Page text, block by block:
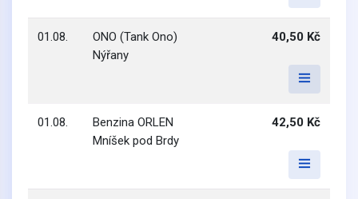
01.08.
ONO (Tank Ono)
Nýřany
40,50 Kč
01.08.
Benzina ORLEN
Mníšek pod Brdy
42,50 Kč